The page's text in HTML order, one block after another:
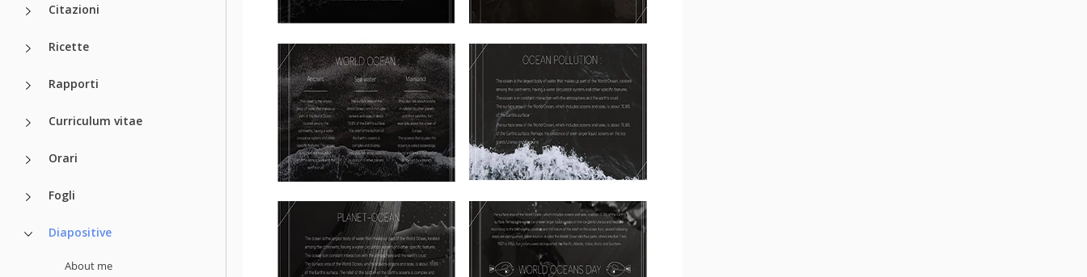
Citazioni
Ricette
Rapporti
Curriculum vitae
Orari
Fogli
Diapositive
About me